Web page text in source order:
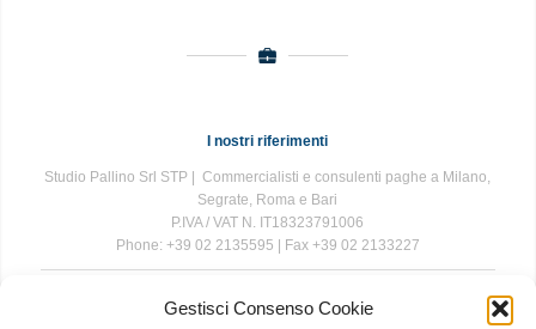
Gestisci Consenso Cookie
I nostri riferimenti
Studio Pallino Srl STP | Commercialisti e consulenti paghe a Milano,
Segrate, Roma e Bari
P.IVA / VAT N. IT18323791006
Phone: +39 02 2135595 | Fax +39 02 2133227
The information contained in this website is for general information